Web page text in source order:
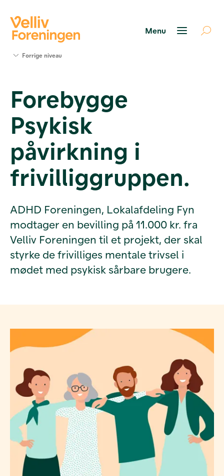
Værktøjer
og viden
Om Velliv
Foreningen
Kontakt
os
Forrige niveau
Forebygge
Psykisk
påvirkning i
frivilliggruppen.
ADHD Foreningen, Lokalafdeling Fyn
modtager en bevilling på 11.000 kr. fra
Velliv Foreningen til et projekt, der skal
styrke de frivilliges mentale trivsel i
mødet med psykisk sårbare brugere.